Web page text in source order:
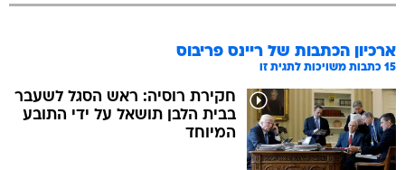
ארכיון הכתבות של ריינס פריבוס
15 כתבות משויכות לתגית זו
חקירת רוסיה: ראש הסגל לשעבר
בבית הלבן תושאל על ידי התובע
המיוחד